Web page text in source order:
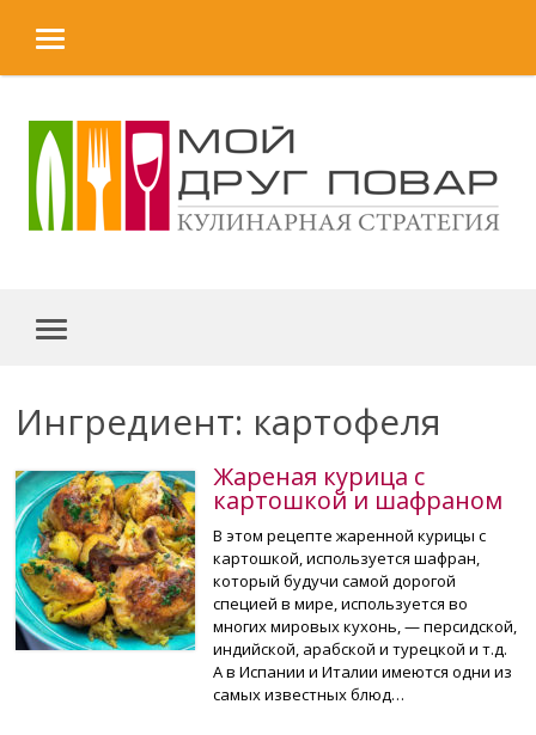
MENU
MENU
Ингредиент: картофеля
Жареная курица с
картошкой и шафраном
В этом рецепте жаренной курицы с
картошкой, используется шафран,
который будучи самой дорогой
специей в мире, используется во
многих мировых кухонь, — персидской,
индийской, арабской и турецкой и т.д.
А в Испании и Италии имеются одни из
самых известных блюд…